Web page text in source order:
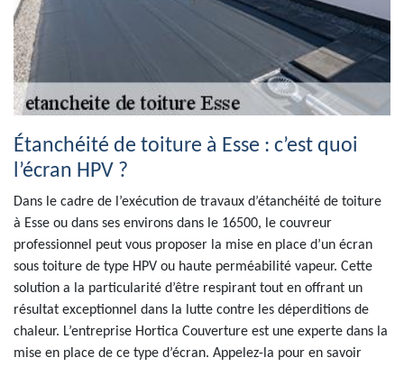
Étanchéité de toiture à Esse : c’est quoi
l’écran HPV ?
Dans le cadre de l’exécution de travaux d’étanchéité de toiture
à Esse ou dans ses environs dans le 16500, le couvreur
professionnel peut vous proposer la mise en place d’un écran
sous toiture de type HPV ou haute perméabilité vapeur. Cette
solution a la particularité d’être respirant tout en offrant un
résultat exceptionnel dans la lutte contre les déperditions de
chaleur. L’entreprise Hortica Couverture est une experte dans la
mise en place de ce type d’écran. Appelez-la pour en savoir